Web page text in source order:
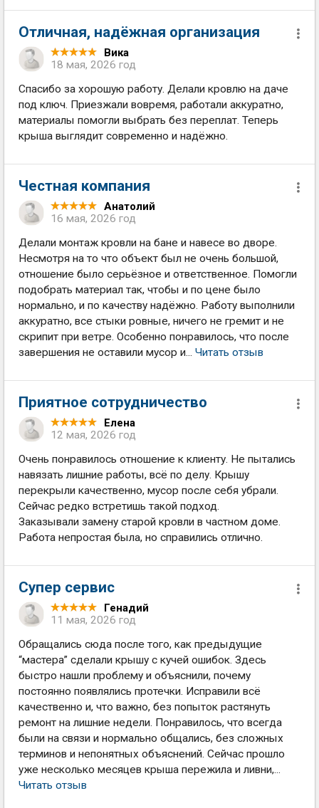
Отличная, надёжная организация
Вика
18 мая, 2026 год
Спасибо за хорошую работу. Делали кровлю на даче
под ключ. Приезжали вовремя, работали аккуратно,
материалы помогли выбрать без переплат. Теперь
крыша выглядит современно и надёжно.
Честная компания
Анатолий
16 мая, 2026 год
Делали монтаж кровли на бане и навесе во дворе.
Несмотря на то что объект был не очень большой,
отношение было серьёзное и ответственное. Помогли
подобрать материал так, чтобы и по цене было
нормально, и по качеству надёжно. Работу выполнили
аккуратно, все стыки ровные, ничего не гремит и не
скрипит при ветре. Особенно понравилось, что после
завершения не оставили мусор и... Читать отзыв
Приятное сотрудничество
Елена
12 мая, 2026 год
Очень понравилось отношение к клиенту. Не пытались
навязать лишние работы, всё по делу. Крышу
перекрыли качественно, мусор после себя убрали.
Сейчас редко встретишь такой подход.
Заказывали замену старой кровли в частном доме.
Работа непростая была, но справились отлично.
Супер сервис
Генадий
11 мая, 2026 год
Обращались сюда после того, как предыдущие
“мастера” сделали крышу с кучей ошибок. Здесь
быстро нашли проблему и объяснили, почему
постоянно появлялись протечки. Исправили всё
качественно и, что важно, без попыток растянуть
ремонт на лишние недели. Понравилось, что всегда
были на связи и нормально общались, без сложных
терминов и непонятных объяснений. Сейчас прошло
уже несколько месяцев крыша пережила и ливни,...
Читать отзыв